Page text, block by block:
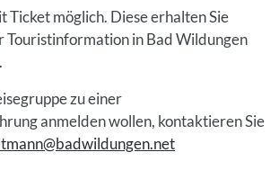
Ticket möglich. Diese erhalten Sie
Touristinformation in Bad Wildungen
zu einer
anmelden wollen, kontaktieren Sie